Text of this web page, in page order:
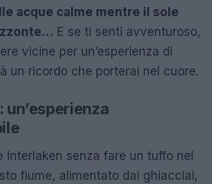
acque calme mentre il sole
E se ti senti avventuroso,
vicine per un’esperienza di
un ricordo che porterai nel cuore.
un’esperienza
Interlaken senza fare un tuffo nel
fiume, alimentato dai ghiacciai,